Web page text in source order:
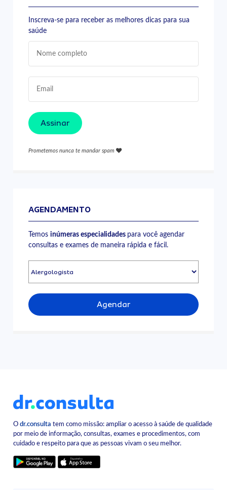
Inscreva-se para receber as melhores dicas para sua
saúde
Assinar
Prometemos nunca te mandar spam
AGENDAMENTO
Temosinúmeras especialidades para você agendar
consultas e exames de maneira rápida e fácil.
Agendar
Odr.consulta tem como missão: ampliar o acesso à saúde de qualidade
por meio de informação, consultas, exames e procedimentos, com
cuidado e respeito para que as pessoas vivam o seu melhor.